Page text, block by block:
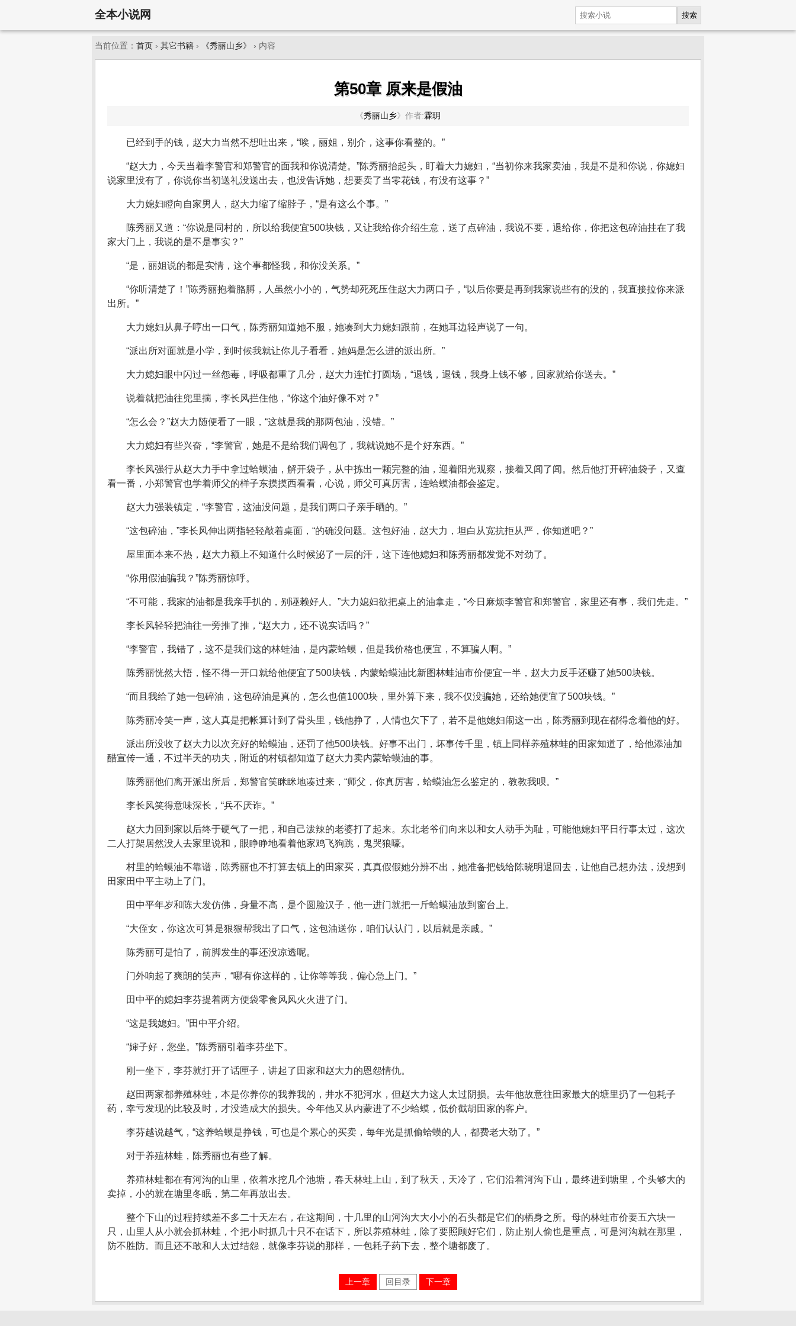
全本小说网 搜索
当前位置： 首页 › 其它书籍 › 《秀丽山乡》 › 内容
第50章 原来是假油
《秀丽山乡》 作者:霖玥
已经到手的钱，赵大力当然不想吐出来，“唉，丽姐，别介，这事你看整的。”
“赵大力，今天当着李警官和郑警官的面我和你说清楚。”陈秀丽抬起头，盯着大力媳妇，“当初你来我家卖油，我是不是和你说，你媳妇
说家里没有了，你说你当初送礼没送出去，也没告诉她，想要卖了当零花钱，有没有这事？”
大力媳妇瞪向自家男人，赵大力缩了缩脖子，“是有这么个事。”
陈秀丽又道：“你说是同村的，所以给我便宜500块钱，又让我给你介绍生意，送了点碎油，我说不要，退给你，你把这包碎油挂在了我
家大门上，我说的是不是事实？”
“是，丽姐说的都是实情，这个事都怪我，和你没关系。”
“你听清楚了！”陈秀丽抱着胳膊，人虽然小小的，气势却死死压住赵大力两口子，“以后你要是再到我家说些有的没的，我直接拉你来派
出所。”
大力媳妇从鼻子哼出一口气，陈秀丽知道她不服，她凑到大力媳妇跟前，在她耳边轻声说了一句。
“派出所对面就是小学，到时候我就让你儿子看看，她妈是怎么进的派出所。”
大力媳妇眼中闪过一丝怨毒，呼吸都重了几分，赵大力连忙打圆场，“退钱，退钱，我身上钱不够，回家就给你送去。”
说着就把油往兜里揣，李长风拦住他，“你这个油好像不对？”
“怎么会？”赵大力随便看了一眼，“这就是我的那两包油，没错。”
大力媳妇有些兴奋，“李警官，她是不是给我们调包了，我就说她不是个好东西。”
李长风强行从赵大力手中拿过蛤蟆油，解开袋子，从中拣出一颗完整的油，迎着阳光观察，接着又闻了闻。然后他打开碎油袋子，又查
看一番，小郑警官也学着师父的样子东摸摸西看看，心说，师父可真厉害，连蛤蟆油都会鉴定。
赵大力强装镇定，“李警官，这油没问题，是我们两口子亲手晒的。”
“这包碎油，”李长风伸出两指轻轻敲着桌面，“的确没问题。这包好油，赵大力，坦白从宽抗拒从严，你知道吧？”
屋里面本来不热，赵大力额上不知道什么时候泌了一层的汗，这下连他媳妇和陈秀丽都发觉不对劲了。
“你用假油骗我？”陈秀丽惊呼。
“不可能，我家的油都是我亲手扒的，别诬赖好人。”大力媳妇欲把桌上的油拿走，“今日麻烦李警官和郑警官，家里还有事，我们先走。”
李长风轻轻把油往一旁推了推，“赵大力，还不说实话吗？”
“李警官，我错了，这不是我们这的林蛙油，是内蒙蛤蟆，但是我价格也便宜，不算骗人啊。”
陈秀丽恍然大悟，怪不得一开口就给他便宜了500块钱，内蒙蛤蟆油比新图林蛙油市价便宜一半，赵大力反手还赚了她500块钱。
“而且我给了她一包碎油，这包碎油是真的，怎么也值1000块，里外算下来，我不仅没骗她，还给她便宜了500块钱。”
陈秀丽冷笑一声，这人真是把帐算计到了骨头里，钱他挣了，人情也欠下了，若不是他媳妇闹这一出，陈秀丽到现在都得念着他的好。
派出所没收了赵大力以次充好的蛤蟆油，还罚了他500块钱。好事不出门，坏事传千里，镇上同样养殖林蛙的田家知道了，给他添油加
醋宣传一通，不过半天的功夫，附近的村镇都知道了赵大力卖内蒙蛤蟆油的事。
陈秀丽他们离开派出所后，郑警官笑眯眯地凑过来，“师父，你真厉害，蛤蟆油怎么鉴定的，教教我呗。”
李长风笑得意味深长，“兵不厌诈。”
赵大力回到家以后终于硬气了一把，和自己泼辣的老婆打了起来。东北老爷们向来以和女人动手为耻，可能他媳妇平日行事太过，这次
二人打架居然没人去家里说和，眼睁睁地看着他家鸡飞狗跳，鬼哭狼嚎。
村里的蛤蟆油不靠谱，陈秀丽也不打算去镇上的田家买，真真假假她分辨不出，她准备把钱给陈晓明退回去，让他自己想办法，没想到
田家田中平主动上了门。
田中平年岁和陈大发仿佛，身量不高，是个圆脸汉子，他一进门就把一斤蛤蟆油放到窗台上。
“大侄女，你这次可算是狠狠帮我出了口气，这包油送你，咱们认认门，以后就是亲戚。”
陈秀丽可是怕了，前脚发生的事还没凉透呢。
门外响起了爽朗的笑声，“哪有你这样的，让你等等我，偏心急上门。”
田中平的媳妇李芬提着两方便袋零食风风火火进了门。
“这是我媳妇。”田中平介绍。
“婶子好，您坐。”陈秀丽引着李芬坐下。
刚一坐下，李芬就打开了话匣子，讲起了田家和赵大力的恩怨情仇。
赵田两家都养殖林蛙，本是你养你的我养我的，井水不犯河水，但赵大力这人太过阴损。去年他故意往田家最大的塘里扔了一包耗子
药，幸亏发现的比较及时，才没造成大的损失。今年他又从内蒙进了不少蛤蟆，低价截胡田家的客户。
李芬越说越气，“这养蛤蟆是挣钱，可也是个累心的买卖，每年光是抓偷蛤蟆的人，都费老大劲了。”
对于养殖林蛙，陈秀丽也有些了解。
养殖林蛙都在有河沟的山里，依着水挖几个池塘，春天林蛙上山，到了秋天，天冷了，它们沿着河沟下山，最终进到塘里，个头够大的
卖掉，小的就在塘里冬眠，第二年再放出去。
整个下山的过程持续差不多二十天左右，在这期间，十几里的山河沟大大小小的石头都是它们的栖身之所。母的林蛙市价要五六块一
只，山里人从小就会抓林蛙，个把小时抓几十只不在话下，所以养殖林蛙，除了要照顾好它们，防止别人偷也是重点，可是河沟就在那里，
防不胜防。而且还不敢和人太过结怨，就像李芬说的那样，一包耗子药下去，整个塘都废了。
上一章 回目录 下一章